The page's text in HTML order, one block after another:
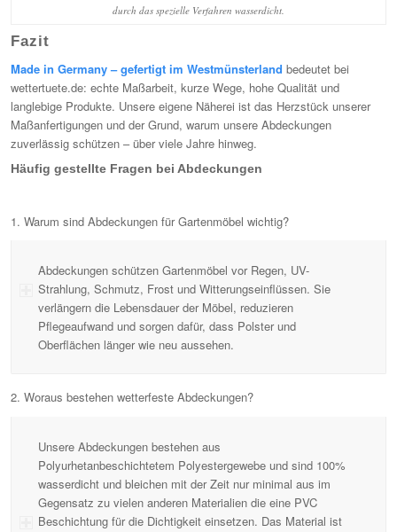
durch das spezielle Verfahren wasserdicht.
Fazit
Made in Germany – gefertigt im Westmünsterland bedeutet bei
wettertuete.de: echte Maßarbeit, kurze Wege, hohe Qualität und
langlebige Produkte. Unsere eigene Näherei ist das Herzstück unserer
Maßanfertigungen und der Grund, warum unsere Abdeckungen
zuverlässig schützen – über viele Jahre hinweg.
Häufig gestellte Fragen bei Abdeckungen
1. Warum sind Abdeckungen für Gartenmöbel wichtig?
Abdeckungen schützen Gartenmöbel vor Regen, UV-
Strahlung, Schmutz, Frost und Witterungseinflüssen. Sie
verlängern die Lebensdauer der Möbel, reduzieren
Pflegeaufwand und sorgen dafür, dass Polster und
Oberflächen länger wie neu aussehen.
2. Woraus bestehen wetterfeste Abdeckungen?
Unsere Abdeckungen bestehen aus
Polyurhetanbeschichtetem Polyestergewebe und sind 100%
wasserdicht und bleichen mit der Zeit nur minimal aus im
Gegensatz zu vielen anderen Materialien die eine PVC
Beschichtung für die Dichtigkeit einsetzen. Das Material ist